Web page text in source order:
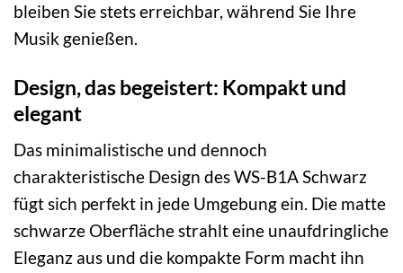
bleiben Sie stets erreichbar, während Sie Ihre
Musik genießen.
Design, das begeistert: Kompakt und
elegant
Das minimalistische und dennoch
charakteristische Design des WS-B1A Schwarz
fügt sich perfekt in jede Umgebung ein. Die matte
schwarze Oberfläche strahlt eine unaufdringliche
Eleganz aus und die kompakte Form macht ihn